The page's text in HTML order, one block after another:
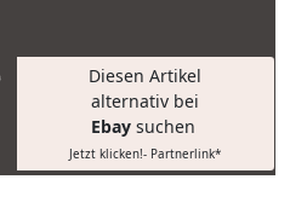
Diesen Artikel
alternativ bei
Ebay suchen
Jetzt klicken!- Partnerlink*